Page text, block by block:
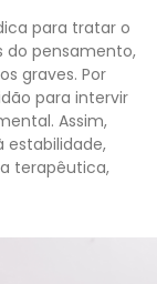
para tratar o
do pensamento,
graves. Por
para intervir
Assim,
estabilidade,
terapêutica,